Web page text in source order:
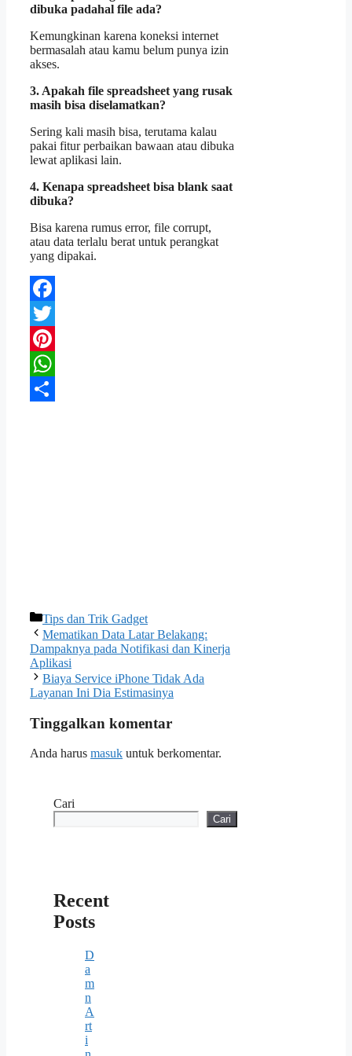
dibuka padahal file ada?
Kemungkinan karena koneksi internet
bermasalah atau kamu belum punya izin
akses.
3. Apakah file spreadsheet yang rusak
masih bisa diselamatkan?
Sering kali masih bisa, terutama kalau
pakai fitur perbaikan bawaan atau dibuka
lewat aplikasi lain.
4. Kenapa spreadsheet bisa blank saat
dibuka?
Bisa karena rumus error, file corrupt,
atau data terlalu berat untuk perangkat
yang dipakai.
Facebook
Twitter
Pinterest
WhatsApp
Kategori
Tips dan Trik Gadget
Mematikan Data Latar Belakang:
Dampaknya pada Notifikasi dan Kinerja
Aplikasi
Biaya Service iPhone Tidak Ada
Layanan Ini Dia Estimasinya
Tinggalkan komentar
Anda harus masuk untuk berkomentar.
Cari
Cari
Recent
Posts
D
a
m
n
A
rt
i